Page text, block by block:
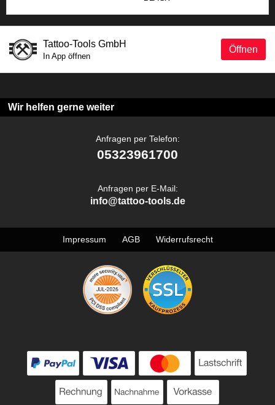
Öffnen
Tattoo-Tools GmbH
In App öffnen
Wir helfen gerne weiter
Anfragen per Telefon:
05323961700
Anfragen per E-Mail:
info@tattoo-tools.de
Impressum AGB Widerrufsrecht